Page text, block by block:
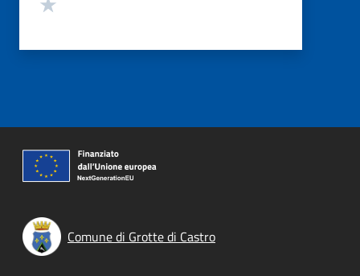
Comune di Grotte di Castro